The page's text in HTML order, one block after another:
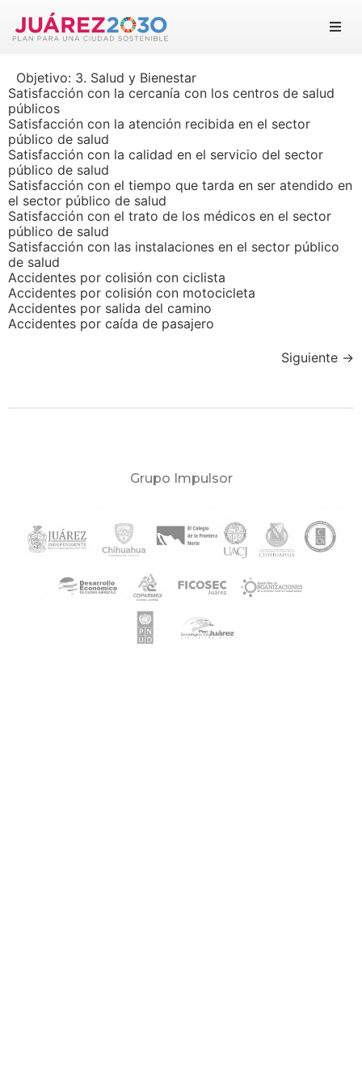
Suma tu esfuerzo
Blog
Objetivo: 3. Salud y Bienestar
Satisfacción con la cercanía con los centros de salud
públicos
Satisfacción con la atención recibida en el sector
público de salud
Satisfacción con la calidad en el servicio del sector
público de salud
Satisfacción con el tiempo que tarda en ser atendido en
el sector público de salud
Satisfacción con el trato de los médicos en el sector
público de salud
Satisfacción con las instalaciones en el sector público
de salud
Accidentes por colisión con ciclista
Accidentes por colisión con motocicleta
Accidentes por salida del camino
Accidentes por caída de pasajero
Siguiente →
Grupo Impulsor